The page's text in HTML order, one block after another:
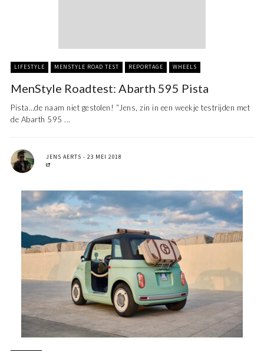
LIFESTYLE MENSTYLE ROAD TEST REPORTAGE WHEELS
MenStyle Roadtest: Abarth 595 Pista
Pista…de naam niet gestolen! “Jens, zin in een weekje testrijden met
de Abarth 595 ...
JENS AERTS 23 MEI 2018